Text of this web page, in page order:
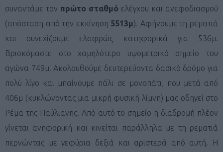
συναντάμε τον πρώτο σταθμό ελέγχου και ανεφοδιασμού
(απόσταση από την εκκίνηση 5513μ). Αφήνουμε τη ρεματιά
και συνεχίζουμε ελαφρώς κατηφορικά για 536μ.
Βρισκόμαστε στο χαμηλότερο υψομετρικό σημείο του
αγώνα 749μ. Ακολουθούμε δευτερεύοντα δασικό δρόμο για
πολύ λίγο και μπαίνουμε πάλι σε μονοπάτι, που μετά από
406μ (κυκλώνοντας μια μικρή φυσική λίμνη) μας οδηγεί στο
Ρέμα της Παύλιανης. Από αυτό το σημείο η διαδρομή πλέον
γίνεται ανηφορική και κινείται παράλληλα με τη ρεματιά
περνώντας με γεφύρια δεξιά και αριστερά από αυτή. Η